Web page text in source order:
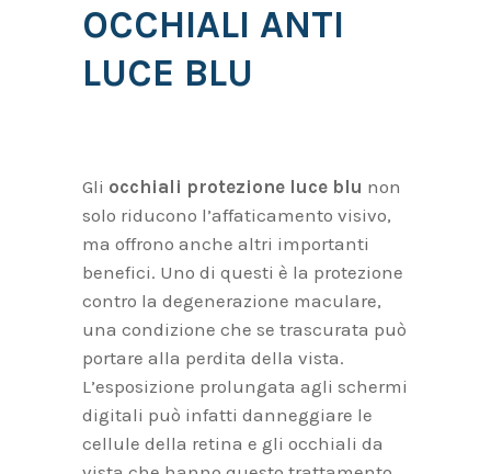
OCCHIALI ANTI
LUCE BLU
Gli occhiali protezione luce blu non
solo riducono l’affaticamento visivo,
ma offrono anche altri importanti
benefici. Uno di questi è la protezione
contro la degenerazione maculare,
una condizione che se trascurata può
portare alla perdita della vista.
L’esposizione prolungata agli schermi
digitali può infatti danneggiare le
cellule della retina e gli occhiali da